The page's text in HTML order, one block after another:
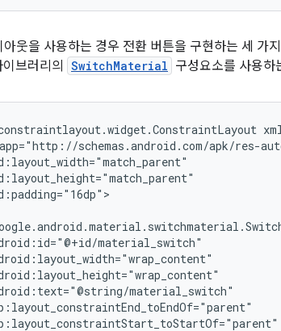
아웃을 사용하는 경우 전환 버튼을 구현하는 세 가
이브러리의 SwitchMaterial 구성요소를 사용하